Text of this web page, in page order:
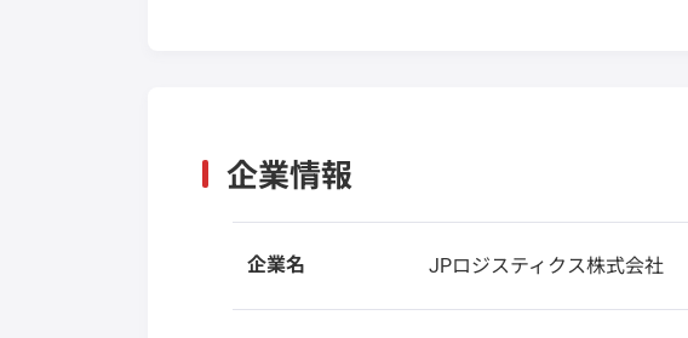
企業情報
企業名 JPロジスティクス株式会社